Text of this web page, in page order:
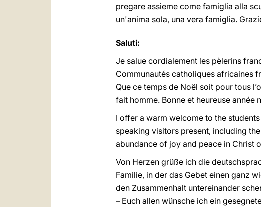
pregare assieme come famiglia alla
un'anima sola, una vera famiglia.
Saluti:
Je salue cordialement les pèlerins
Communautés catholiques africaines
Que ce temps de Noël soit pour tous
fait homme. Bonne et heureuse année
I offer a warm welcome to the
speaking visitors present, including
abundance of joy and peace in Christ
Von Herzen grüße ich die
Familie, in der das Gebet einen ganz
den Zusammenhalt untereinander
– Euch allen wünsche ich ein